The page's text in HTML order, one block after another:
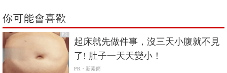
你可能會喜歡
PR
起床就先做件事，沒三天小腹就不見
了! 肚子一天天變小！
PR・新素簡